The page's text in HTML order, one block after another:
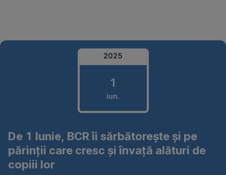
2025
1
iun.
1
iunie
2025
De 1 Iunie, BCR îi sărbătorește și pe
părinții care cresc și învață alături de
copiii lor